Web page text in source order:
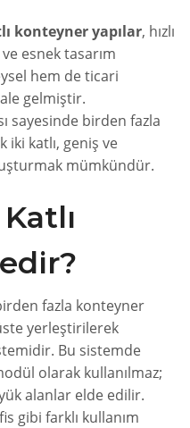
konteyner yapılar, hızlı
esnek tasarım
hem de ticari
gelmiştir.
sayesinde birden fazla
katlı, geniş ve
mümkündür.
fazla konteyner
yerleştirilerek
Bu sistemde
olarak kullanılmaz;
alanlar elde edilir.
gibi farklı kullanım